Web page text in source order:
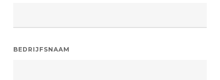
BEDRIJFSNAAM